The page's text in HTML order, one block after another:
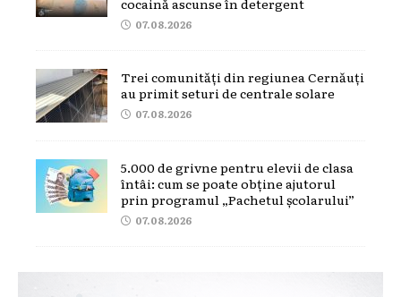
07.08.2026
Trei comunități din regiunea Cernăuți
au primit seturi de centrale solare
07.08.2026
5.000 de grivne pentru elevii de clasa
întâi: cum se poate obține ajutorul
prin programul „Pachetul școlarului”
07.08.2026